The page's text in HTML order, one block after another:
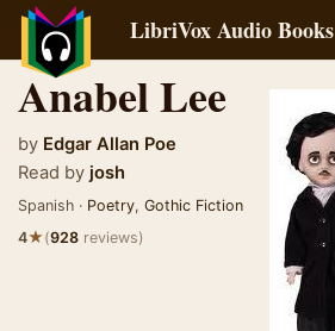
LibriVox Audio Books
Anabel Lee
by Edgar Allan Poe
Read by josh
Spanish · Poetry, Gothic Fiction
4★(928 reviews)